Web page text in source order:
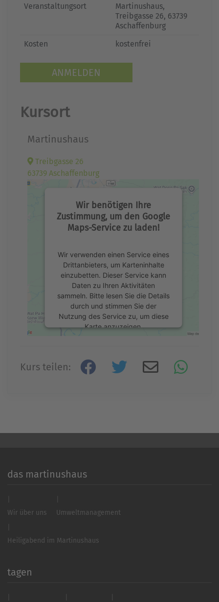
Veranstaltungsort
Martinushaus,
Treibgasse 26, 63739
Aschaffenburg
Kosten
kostenfrei
ANMELDEN
Kursort
Martinushaus
Treibgasse 26
63739 Aschaffenburg
Wir benötigen Ihre
Zustimmung, um den Google
Maps-Service zu laden!
Wir verwenden einen Service eines
Drittanbieters, um Karteninhalte
einzubetten. Dieser Service kann
Daten zu Ihren Aktivitäten
sammeln. Bitte lesen Sie die Details
durch und stimmen Sie der
Nutzung des Service zu, um diese
Karte anzuzeigen.
Kurs teilen:
das martinushaus
Wir über uns Umweltmanagement
Heiligabend im Martinushaus
tagen